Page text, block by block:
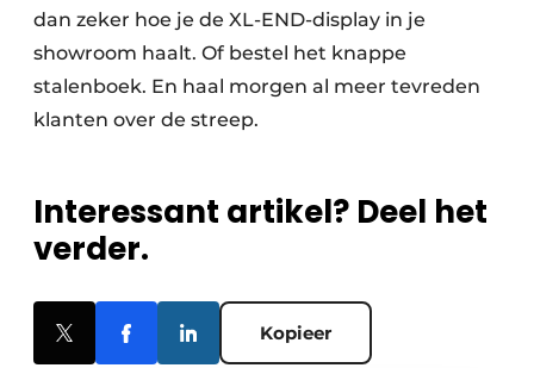
dan zeker hoe je de XL-END-display in je
showroom haalt. Of bestel het knappe
stalenboek. En haal morgen al meer tevreden
klanten over de streep.
Interessant artikel? Deel het
verder.
Kopieer